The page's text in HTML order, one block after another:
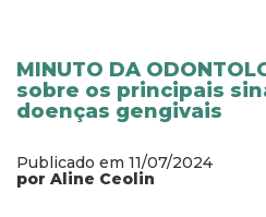
MINUTO DA
sobre os principais
doenças gengivais
Publicado em 11/07/2024
por Aline Ceolin